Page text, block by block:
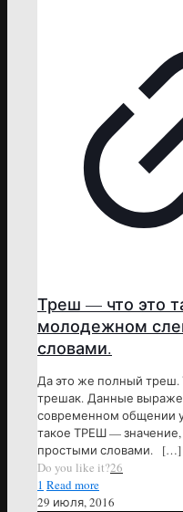
Треш — что это
молодежном
словами.
Да это же полный
трешак. Данные
современном общении
такое ТРЕШ —
простыми словами.
[…]
Do you like it?26
1 Read more
29 июля, 2016